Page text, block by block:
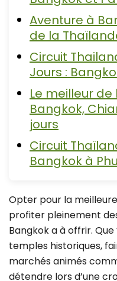
Aventure à
de la
Circuit
Jours :
Le meilleur
Bangkok,
jours
Circuit
Bangkok à
Opter pour la
profiter pleinement
Bangkok a à offrir.
temples historiques,
marchés animés
détendre lors d’une